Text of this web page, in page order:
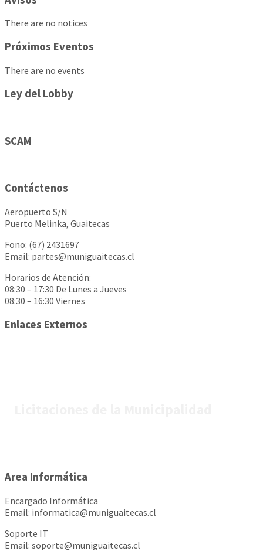
There are no notices
Próximos Eventos
There are no events
Ley del Lobby
SCAM
Contáctenos
Aeropuerto S/N
Puerto Melinka, Guaitecas
Fono: (67) 2431697
Email: partes@muniguaitecas.cl
Horarios de Atención:
08:30 – 17:30 De Lunes a Jueves
08:30 – 16:30 Viernes
Enlaces Externos
Area Informática
Encargado Informática
Email: informatica@muniguaitecas.cl
Soporte IT
Email: soporte@muniguaitecas.cl